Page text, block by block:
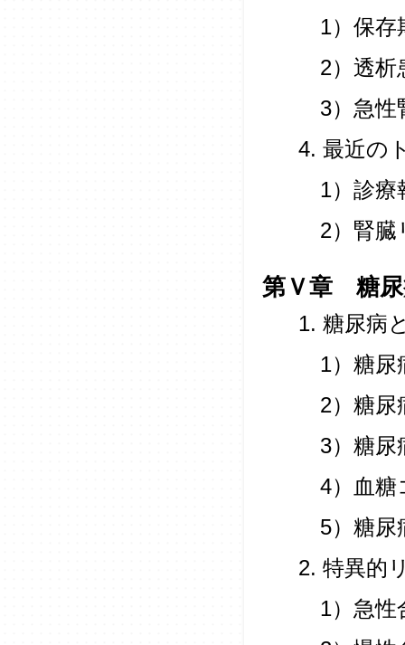
1）保存
2）透析
3）急性
4. 最近の
1）診療
2）腎臓
第Ｖ章 糖
1. 糖尿病
1）糖尿
2）糖尿
3）糖尿
4）血糖
5）糖尿
2. 特異的
1）急性